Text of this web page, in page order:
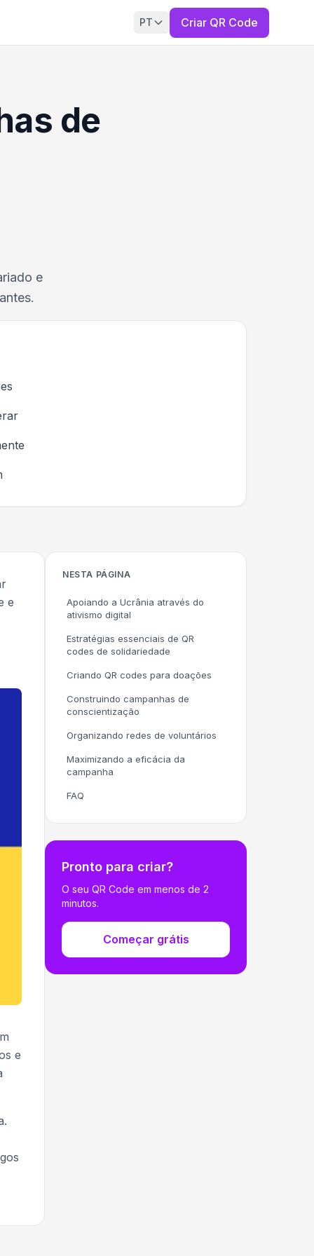
PT Criar QR Code
de
e
e
e
NESTA PÁGINA
Apoiando a Ucrânia através do
ativismo digital
Estratégias essenciais de QR
codes de solidariedade
Criando QR codes para doações
Construindo campanhas de
conscientização
Organizando redes de voluntários
Maximizando a eficácia da
campanha
FAQ
Pronto para criar?
O seu QR Code em menos de 2
minutos.
Começar grátis